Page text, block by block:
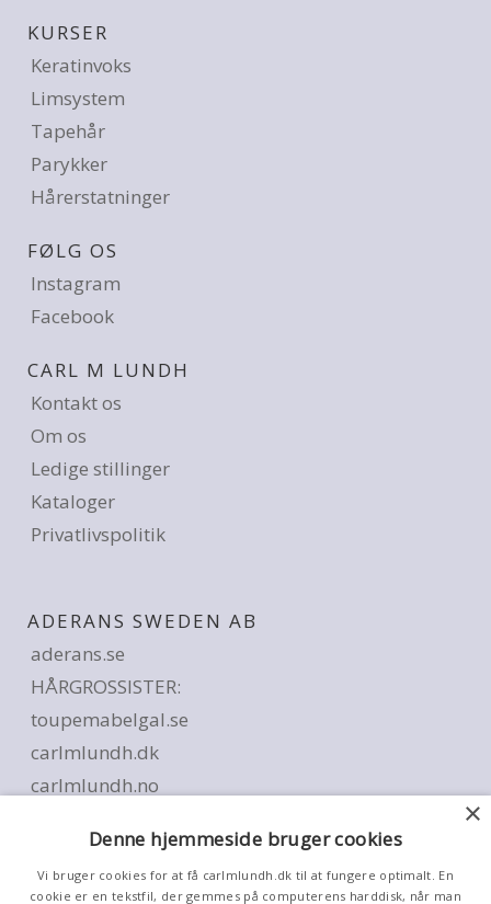
KURSER
Keratinvoks
Limsystem
Tapehår
Parykker
Hårerstatninger
FØLG OS
Instagram
Facebook
CARL M LUNDH
Kontakt os
Om os
Ledige stillinger
Kataloger
Privatlivspolitik
ADERANS SWEDEN AB
aderans.se
HÅRGROSSISTER:
toupemabelgal.se
carlmlundh.dk
carlmlundh.no
carlmlundh.se
aderanshaircenter.se
×
Denne hjemmeside bruger cookies
Vi bruger cookies for at få carlmlundh.dk til at fungere optimalt. En
cookie er en tekstfil, der gemmes på computerens harddisk, når man